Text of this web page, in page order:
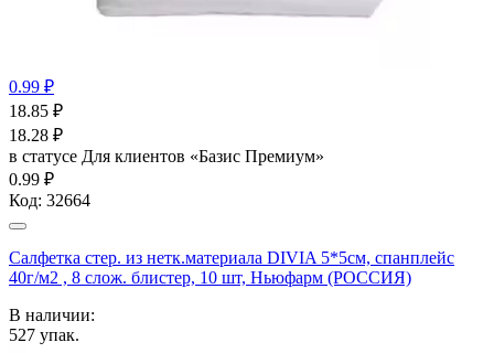
0.99 ₽
18.85 ₽
18.28 ₽
в статусе Для клиентов «Базис Премиум»
0.99 ₽
Код: 32664
Салфетка стер. из нетк.материала DIVIA 5*5см, спанплейс
40г/м2 , 8 слож. блистер, 10 шт, Ньюфарм (РОССИЯ)
В наличии:
527 упак.